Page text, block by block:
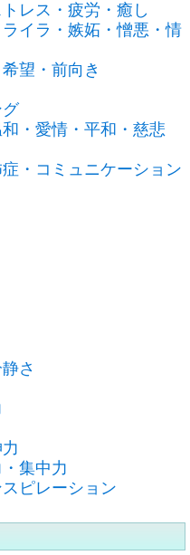
レス・疲労・癒し
イラ・嫉妬・憎悪・情
望・前向き
・愛情・平和・慈悲
・コミュニケーション
さ
集中力
ピレーション